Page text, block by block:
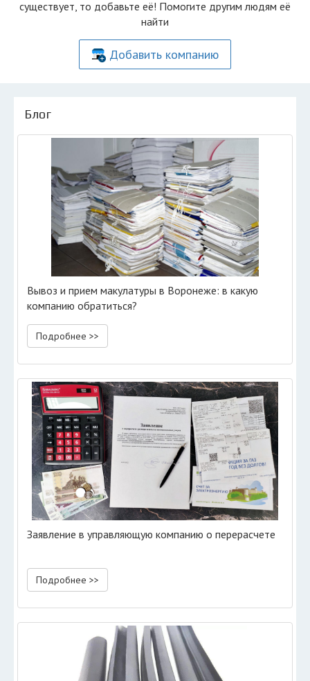
существует, то добавьте её! Помогите другим людям её
найти
Добавить компанию
Блог
Вывоз и прием макулатуры в Воронеже: в какую
компанию обратиться?
Подробнее >>
Заявление в управляющую компанию о перерасчете
Подробнее >>